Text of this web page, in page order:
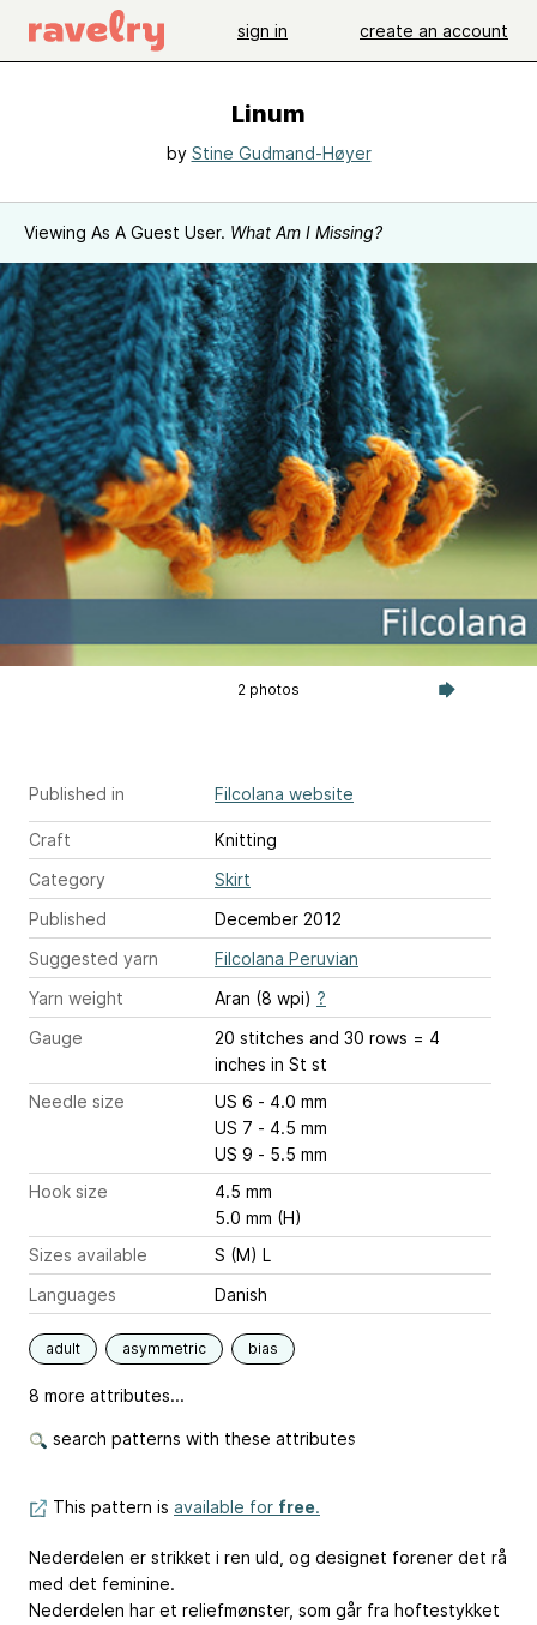
sign in create an account
Linum
by Stine Gudmand-Høyer
Viewing As A Guest User. What Am I Missing?
2 photos
Published in Filcolana website
Craft
Knitting
Category
Skirt
Published
December 2012
Suggested yarn
Filcolana Peruvian
Yarn weight
Aran (8 wpi) ?
Gauge
20 stitches and 30 rows = 4
inches in St st
Needle size
US 6 - 4.0 mm
US 7 - 4.5 mm
US 9 - 5.5 mm
Hook size
4.5 mm
5.0 mm (H)
Sizes available
S (M) L
Languages
Danish
adult asymmetric bias
8 more attributes...
search patterns with these attributes
This pattern is available for free.
Nederdelen er strikket i ren uld, og designet forener det rå
med det feminine.
Nederdelen har et reliefmønster, som går fra hoftestykket